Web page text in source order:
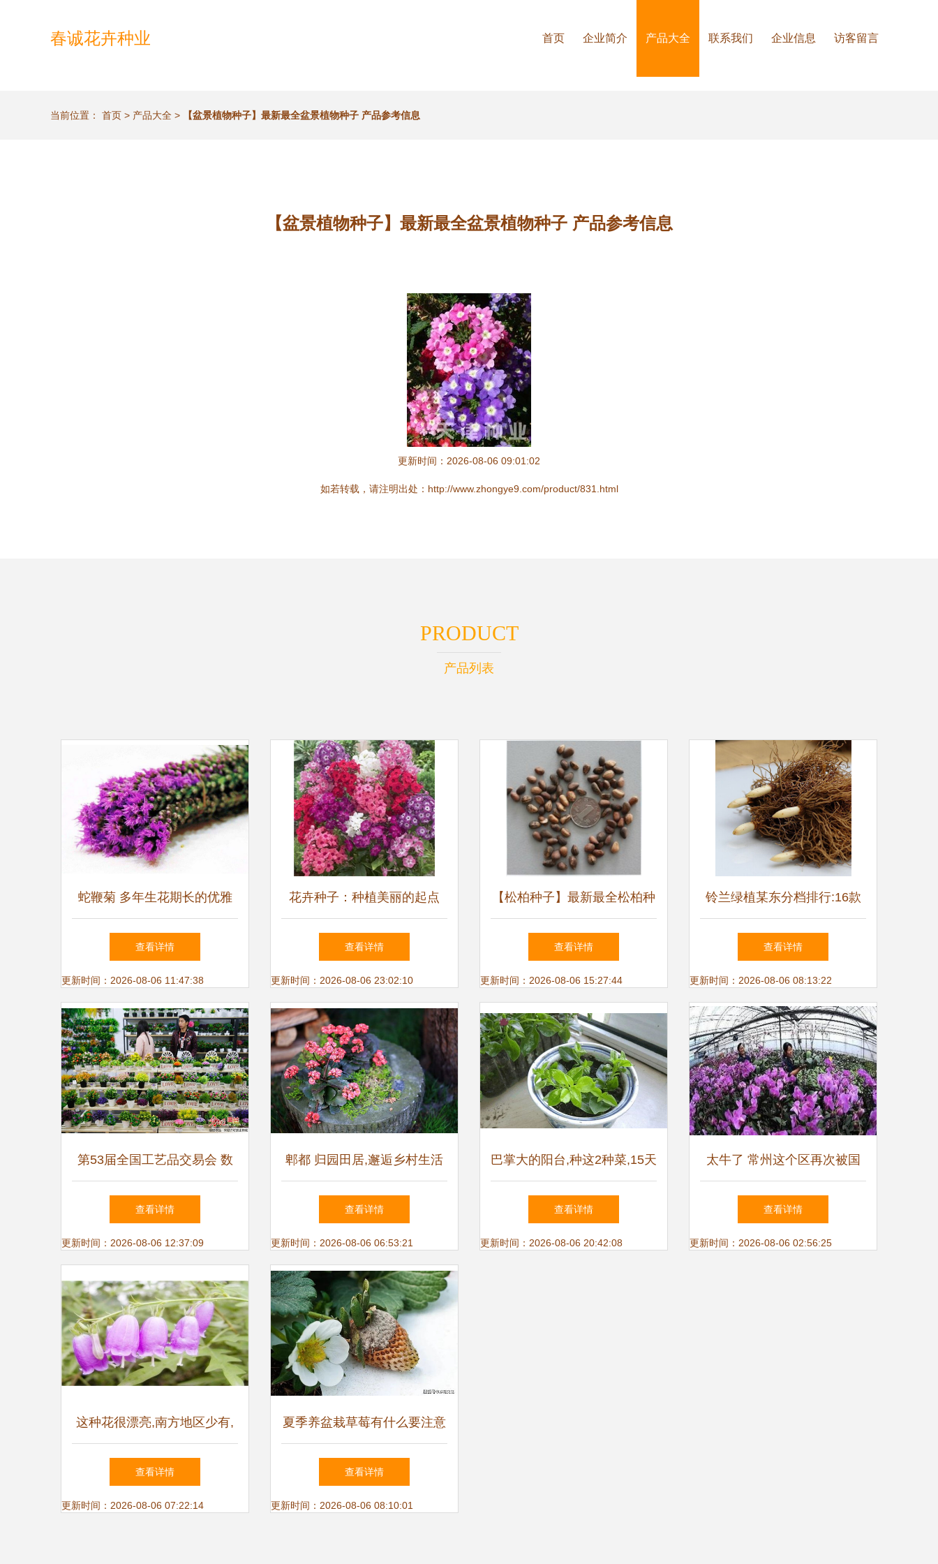
春诚花卉种业 首页 企业简介 产品大全 联系我们 企业信息 访客留言
当前位置： 首页 > 产品大全 > 【盆景植物种子】最新最全盆景植物种子 产品参考信息
【盆景植物种子】最新最全盆景植物种子 产品参考信息
更新时间：2026-08-06 09:01:02
如若转载，请注明出处：http://www.zhongye9.com/product/831.html
PRODUCT
产品列表
蛇鞭菊 多年生花期长的优雅
花卉
查看详情
更新时间：2026-08-06 11:47:38
花卉种子：种植美丽的起点
查看详情
更新时间：2026-08-06 23:02:10
【松柏种子】最新最全松柏种
子 产品参考信息
查看详情
更新时间：2026-08-06 15:27:44
铃兰绿植某东分档排行:16款
高中低档铃兰绿植
查看详情
更新时间：2026-08-06 08:13:22
第53届全国工艺品交易会 数
百种仿真花卉引醉客商
查看详情
更新时间：2026-08-06 12:37:09
郫都 归园田居,邂逅乡村生活
的诗意
查看详情
更新时间：2026-08-06 06:53:21
巴掌大的阳台,种这2种菜,15天
就能吃一茬
查看详情
更新时间：2026-08-06 20:42:08
太牛了 常州这个区再次被国
家看上,身价将暴涨
查看详情
更新时间：2026-08-06 02:56:25
这种花很漂亮,南方地区少有,
它的根部药用价值非常高你见
过吗
查看详情
更新时间：2026-08-06 07:22:14
夏季养盆栽草莓有什么要注意
的,怎么繁殖结果 如何防治灰
霉病
查看详情
更新时间：2026-08-06 08:10:01